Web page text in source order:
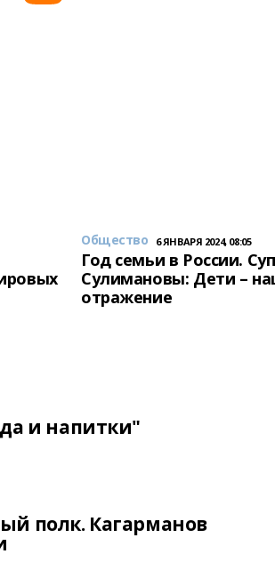
Общество 6 ЯНВАРЯ 2024, 08:05
Год семьи в России.
Сулимановы: Дети –
отражение
и напитки"
полк. Кагарманов